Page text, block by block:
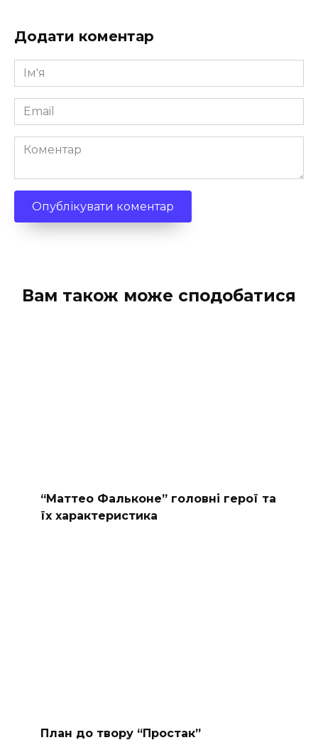
Додати коментар
Ім'я
*
Email
*
Коментар
Вам також може сподобатися
“Маттео Фальконе” головні герої та
їх характеристика
План до твору “Простак”